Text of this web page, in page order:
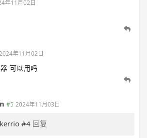
年11月02日
年11月02日
可以用吗
#5 2024年11月03日
kerrio #4 回复